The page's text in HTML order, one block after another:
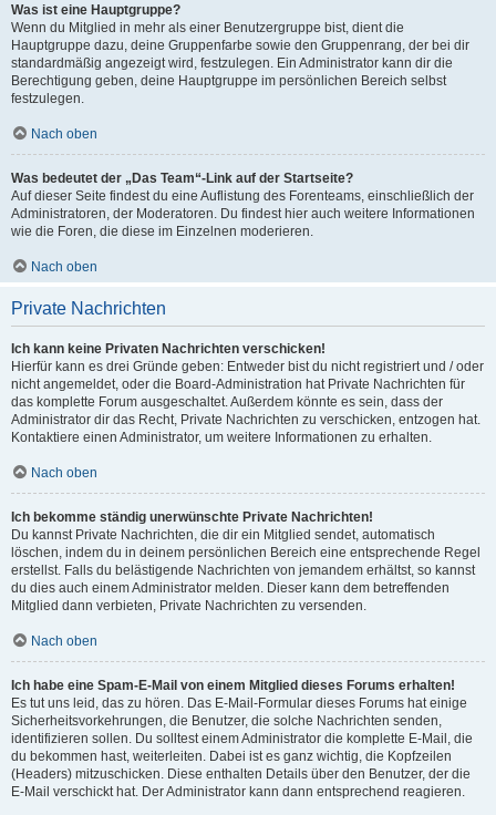
Was ist eine Hauptgruppe?
Wenn du Mitglied in mehr als einer Benutzergruppe bist, dient die
Hauptgruppe dazu, deine Gruppenfarbe sowie den Gruppenrang, der bei dir
standardmäßig angezeigt wird, festzulegen. Ein Administrator kann dir die
Berechtigung geben, deine Hauptgruppe im persönlichen Bereich selbst
festzulegen.
Nach oben
Was bedeutet der „Das Team“-Link auf der Startseite?
Auf dieser Seite findest du eine Auflistung des Forenteams, einschließlich der
Administratoren, der Moderatoren. Du findest hier auch weitere Informationen
wie die Foren, die diese im Einzelnen moderieren.
Nach oben
Private Nachrichten
Ich kann keine Privaten Nachrichten verschicken!
Hierfür kann es drei Gründe geben: Entweder bist du nicht registriert und / oder
nicht angemeldet, oder die Board-Administration hat Private Nachrichten für
das komplette Forum ausgeschaltet. Außerdem könnte es sein, dass der
Administrator dir das Recht, Private Nachrichten zu verschicken, entzogen hat.
Kontaktiere einen Administrator, um weitere Informationen zu erhalten.
Nach oben
Ich bekomme ständig unerwünschte Private Nachrichten!
Du kannst Private Nachrichten, die dir ein Mitglied sendet, automatisch
löschen, indem du in deinem persönlichen Bereich eine entsprechende Regel
erstellst. Falls du belästigende Nachrichten von jemandem erhältst, so kannst
du dies auch einem Administrator melden. Dieser kann dem betreffenden
Mitglied dann verbieten, Private Nachrichten zu versenden.
Nach oben
Ich habe eine Spam-E-Mail von einem Mitglied dieses Forums erhalten!
Es tut uns leid, das zu hören. Das E-Mail-Formular dieses Forums hat einige
Sicherheitsvorkehrungen, die Benutzer, die solche Nachrichten senden,
identifizieren sollen. Du solltest einem Administrator die komplette E-Mail, die
du bekommen hast, weiterleiten. Dabei ist es ganz wichtig, die Kopfzeilen
(Headers) mitzuschicken. Diese enthalten Details über den Benutzer, der die
E-Mail verschickt hat. Der Administrator kann dann entsprechend reagieren.